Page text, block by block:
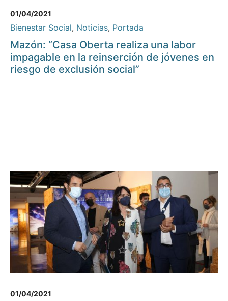
01/04/2021
Bienestar Social, Noticias, Portada
Mazón: “Casa Oberta realiza una labor
impagable en la reinserción de jóvenes en
riesgo de exclusión social”
01/04/2021